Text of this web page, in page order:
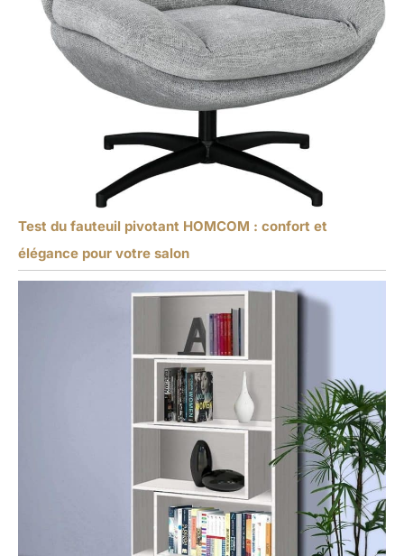
Test du fauteuil pivotant HOMCOM : confort et
élégance pour votre salon